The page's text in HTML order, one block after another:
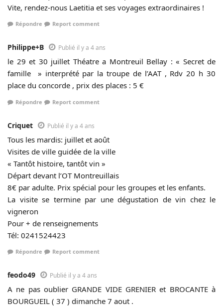
Vite, rendez-nous Laetitia et ses voyages extraordinaires !
Répondre Report comment
Philippe+B Publié il y a 4 ans
le 29 et 30 juillet Théatre a Montreuil Bellay : « Secret de
famille » interprété par la troupe de l’AAT , Rdv 20 h 30
place du concorde , prix des places : 5 €
Répondre Report comment
Criquet Publié il y a 4 ans
Tous les mardis: juillet et août
Visites de ville guidée de la ville
« Tantôt histoire, tantôt vin »
Départ devant l’OT Montreuillais
8€ par adulte. Prix spécial pour les groupes et les enfants.
La visite se termine par une dégustation de vin chez le
vigneron
Pour + de renseignements
Tél: 0241524423
Répondre Report comment
feodo49 Publié il y a 4 ans
A ne pas oublier GRANDE VIDE GRENIER et BROCANTE à
BOURGUEIL ( 37 ) dimanche 7 aout .